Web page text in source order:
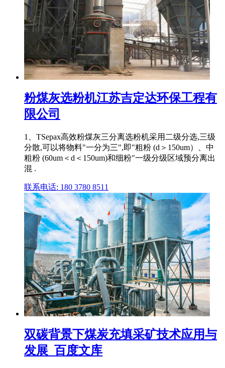
粉煤灰选粉机江苏吉定达环保工程有
限公司
1、TSepax高效粉煤灰三分离选粉机采用二级分选,三级
分散,可以将物料"一分为三",即"粗粉 (d＞150um）、中
粗粉 (60um＜d＜150um)和细粉"一级分级区域预分离出
混 .
联系电话: 180 3780 8511
双碳背景下煤炭充填采矿技术应用与
发展_百度文库